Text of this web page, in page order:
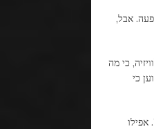
אבל,
כי מה
כי
אפילו